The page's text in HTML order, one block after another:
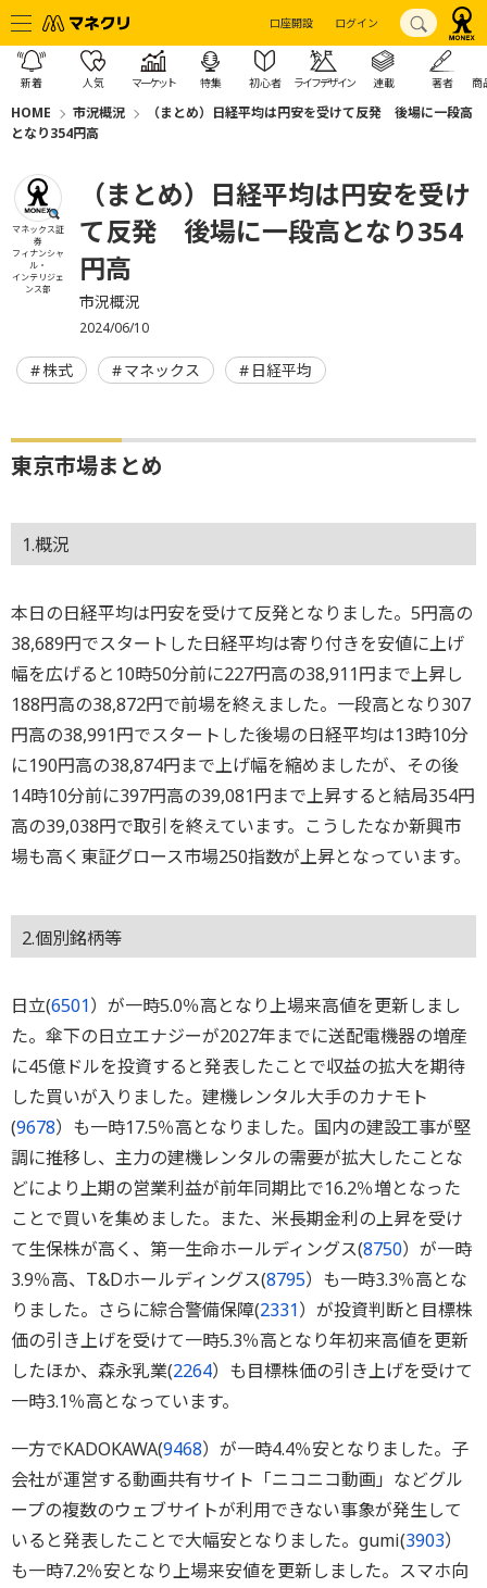
口座開設 ログイン
新着 人気 マーケット 特集 初心者 ライフデザイン 連載 著者 商
HOME 市況概況
（まとめ）日経平均は円安を受けて反発 後場に一段高
となり354円高
マネックス証
券
フィナンシャ
ル・
インテリジェ
ンス部
（まとめ）日経平均は円安を受け
て反発 後場に一段高となり354
円高
市況概況
2024/06/10
株式 マネックス 日経平均
東京市場まとめ
1.概況
本日の日経平均は円安を受けて反発となりました。5円高の
38,689円でスタートした日経平均は寄り付きを安値に上げ
幅を広げると10時50分前に227円高の38,911円まで上昇し
188円高の38,872円で前場を終えました。一段高となり307
円高の38,991円でスタートした後場の日経平均は13時10分
に190円高の38,874円まで上げ幅を縮めましたが、その後
14時10分前に397円高の39,081円まで上昇すると結局354円
高の39,038円で取引を終えています。こうしたなか新興市
場も高く東証グロース市場250指数が上昇となっています。
2.個別銘柄等
日立(6501）が一時5.0％高となり上場来高値を更新しまし
た。傘下の日立エナジーが2027年までに送配電機器の増産
に45億ドルを投資すると発表したことで収益の拡大を期待
した買いが入りました。建機レンタル大手のカナモト
(9678）も一時17.5％高となりました。国内の建設工事が堅
調に推移し、主力の建機レンタルの需要が拡大したことな
どにより上期の営業利益が前年同期比で16.2％増となった
ことで買いを集めました。また、米長期金利の上昇を受け
て生保株が高く、第一生命ホールディングス(8750）が一時
3.9％高、T&Dホールディングス(8795）も一時3.3％高とな
りました。さらに綜合警備保障(2331）が投資判断と目標株
価の引き上げを受けて一時5.3％高となり年初来高値を更新
したほか、森永乳業(2264）も目標株価の引き上げを受けて
一時3.1％高となっています。
一方でKADOKAWA(9468）が一時4.4％安となりました。子
会社が運営する動画共有サイト「ニコニコ動画」などグル
ープの複数のウェブサイトが利用できない事象が発生して
いると発表したことで大幅安となりました。gumi(3903）
も一時7.2％安となり上場来安値を更新しました。スマホ向